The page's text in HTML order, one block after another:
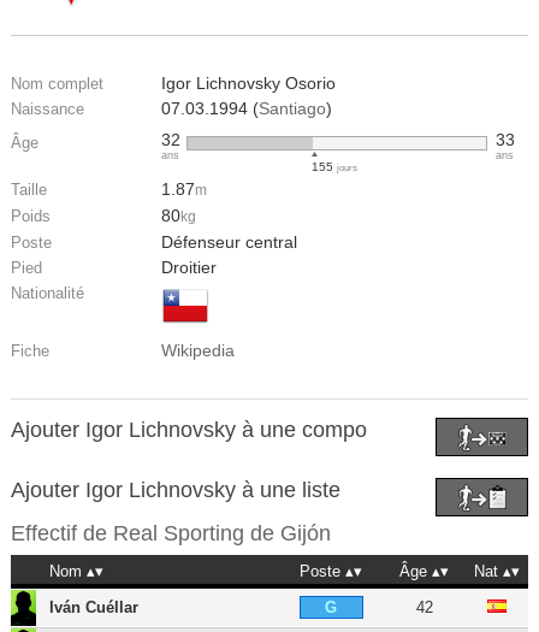
Nom complet Igor Lichnovsky Osorio
Naissance 07.03.1994 (Santiago)
Âge 32
ans
155 jours
33
ans
Taille 1.87m
Poids 80kg
Poste Défenseur central
Pied Droitier
Nationalité
Fiche Wikipedia
Ajouter Igor Lichnovsky à une compo
Ajouter Igor Lichnovsky à une liste
Effectif de Real Sporting de Gijón
Nom Poste Âge
Nat
Iván Cuéllar
G 42